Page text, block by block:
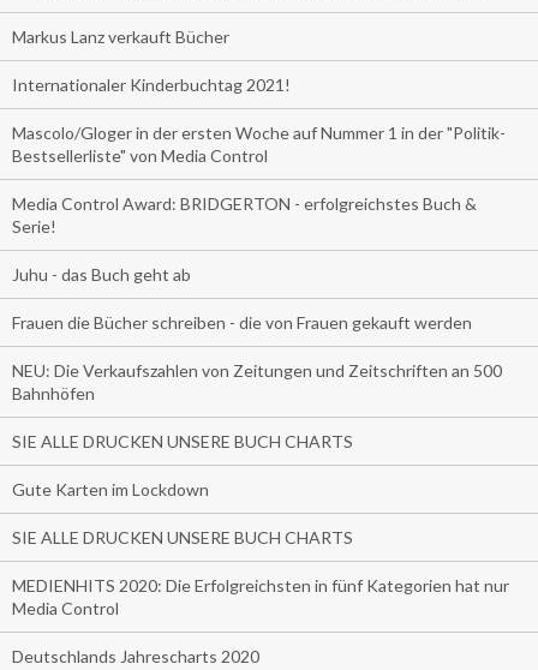
Markus Lanz verkauft Bücher
Internationaler Kinderbuchtag 2021!
Mascolo/Gloger in der ersten Woche auf Nummer 1 in der "Politik-
Bestsellerliste" von Media Control
Media Control Award: BRIDGERTON - erfolgreichstes Buch &
Serie!
Juhu - das Buch geht ab
Frauen die Bücher schreiben - die von Frauen gekauft werden
NEU: Die Verkaufszahlen von Zeitungen und Zeitschriften an 500
Bahnhöfen
SIE ALLE DRUCKEN UNSERE BUCH CHARTS
Gute Karten im Lockdown
SIE ALLE DRUCKEN UNSERE BUCH CHARTS
MEDIENHITS 2020: Die Erfolgreichsten in fünf Kategorien hat nur
Media Control
Deutschlands Jahrescharts 2020